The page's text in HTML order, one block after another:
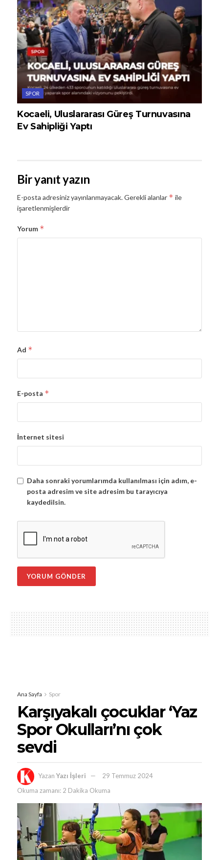
SPOR
Kocaeli, Uluslararası Güreş Turnuvasına
Ev Sahipliği Yaptı
Bir yanıt yazın
E-posta adresiniz yayınlanmayacak.Gerekli alanlar * ile
işaretlenmişlerdir
Yorum *
Ad *
E-posta *
İnternet sitesi
Daha sonraki yorumlarımda kullanılması için adım, e-
posta adresim ve site adresim bu tarayıcıya
kaydedilsin.
Ana Sayfa Spor
Karşıyakalı çocuklar ‘Yaz
Spor Okulları’nı çok
sevdi
Yazan Yazı İşleri
29 Temmuz 2024
Okuma zamanı: 2 Dakika Okuma